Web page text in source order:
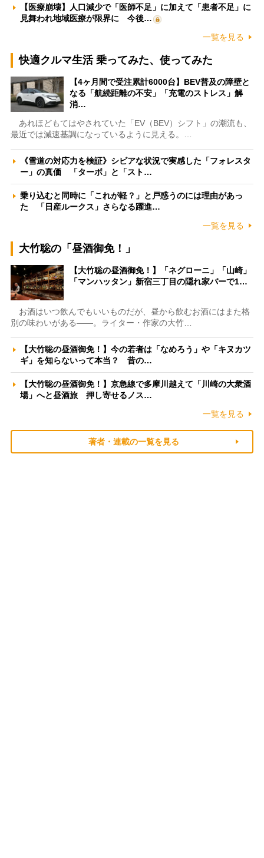
【医療崩壊】人口減少で「医師不足」に加えて「患者不足」に
見舞われ地域医療が限界に 今後…
一覧を見る
快適クルマ生活 乗ってみた、使ってみた
【4ヶ月間で受注累計6000台】BEV普及の障壁と
なる「航続距離の不安」「充電のストレス」解
消…
あれほどもてはやされていた「EV（BEV）シフト」の潮流も、
最近では減速基調になっているように見える。…
《雪道の対応力を検証》シビアな状況で実感した「フォレスタ
ー」の真価 「ターボ」と「スト…
乗り込むと同時に「これが軽？」と戸惑うのには理由があっ
た 「日産ルークス」さらなる躍進…
一覧を見る
大竹聡の「昼酒御免！」
【大竹聡の昼酒御免！】「ネグローニ」「山崎」
「マンハッタン」新宿三丁目の隠れ家バーで1…
お酒はいつ飲んでもいいものだが、昼から飲むお酒にはまた格
別の味わいがある――。ライター・作家の大竹…
【大竹聡の昼酒御免！】今の若者は「なめろう」や「キヌカツ
ギ」を知らないって本当？ 昔の…
【大竹聡の昼酒御免！】京急線で多摩川越えて「川崎の大衆酒
場」へと昼酒旅 押し寄せるノス…
一覧を見る
著者・連載の一覧を見る